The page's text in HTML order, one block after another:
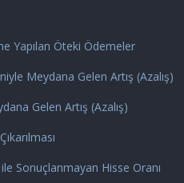
Yapılan Öteki Ödemeler
Meydana Gelen Artış (Azalış)
Gelen Artış (Azalış)
Sonuçlanmayan Hisse Oranı